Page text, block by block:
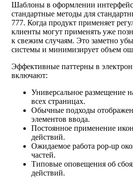
Шаблоны в оформлении
стандартные методы для
777. Когда продукт применяет
клиенты могут применять уже
к свежим случаям. Это заметно
системы и минимизирует объем
Эффективные паттерны в
включают:
Универсальное размещение
всех страницах.
Обычные подходы
элементов ввода.
Постоянное применение
действий.
Ожидаемое работа pop-up
частей.
Типовые оповещения об
действий.